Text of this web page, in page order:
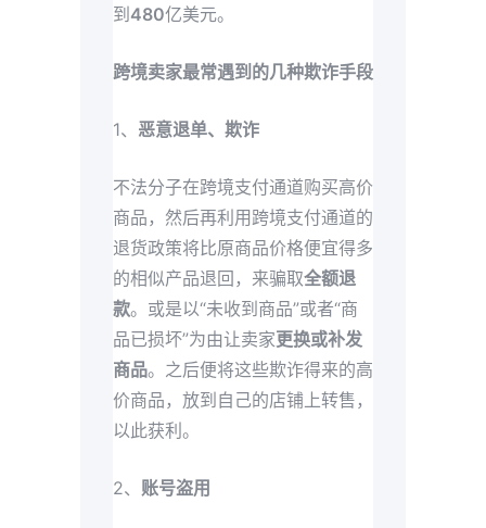
到480亿美元。
跨境卖家最常遇到的几种欺诈手段
1、 恶意退单、欺诈
不法分子在跨境支付通道购买高价
商品，然后再利用跨境支付通道的
退货政策将比原商品价格便宜得多
的相似产品退回，来骗取全额退
款。或是以“未收到商品”或者“商
品已损坏”为由让卖家更换或补发
商品。之后便将这些欺诈得来的高
价商品，放到自己的店铺上转售，
以此获利。
2、 账号盗用